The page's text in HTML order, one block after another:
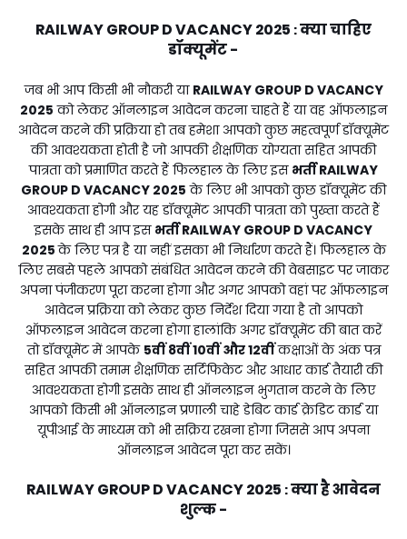
RAILWAY GROUP D VACANCY 2025 :क्या चाहिए
डॉक्यूमेंट -
जब भी आप किसी भी नौकरी या RAILWAY GROUP D VACANCY
2025 को लेकर ऑनलाइन आवेदन करना चाहते हैं या वह ऑफलाइन
आवेदन करने की प्रक्रिया हो तब हमेशा आपको कुछ महत्वपूर्ण डॉक्यूमेंट
की आवश्यकता होती है जो आपकी शैक्षणिक योग्यता सहित आपकी
पात्रता को प्रमाणित करते हैं फिलहाल के लिए इस भर्तीRAILWAY
GROUP D VACANCY 2025 के लिए भी आपको कुछ डॉक्यूमेंट की
आवश्यकता होगी और यह डॉक्यूमेंट आपकी पात्रता को पुख्ता करते हैं
इसके साथ ही आप इस भर्तीRAILWAY GROUP D VACANCY
2025के लिए पत्र है या नहीं इसका भी निर्धारण करते हैं। फिलहाल के
लिए सबसे पहले आपको संबंधित आवेदन करने की वेबसाइट पर जाकर
अपना पंजीकरण पूरा करना होगा और अगर आपको वहां पर ऑफलाइन
आवेदन प्रक्रिया को लेकर कुछ निर्देश दिया गया है तो आपको
ऑफलाइन आवेदन करना होगा हालांकि अगर डॉक्यूमेंट की बात करें
तो डॉक्यूमेंट में आपके 5वीं 8वीं 10वीं और 12वींकक्षाओं के अंक पत्र
सहित आपकी तमाम शैक्षणिक सर्टिफिकेट और आधार कार्ड तैयारी की
आवश्यकता होगी इसके साथ ही ऑनलाइन भुगतान करने के लिए
आपको किसी भी ऑनलाइन प्रणाली चाहे डेबिट कार्ड क्रेडिट कार्ड या
यूपीआई के माध्यम को भी सक्रिय रखना होगा जिससे आप अपना
ऑनलाइन आवेदन पूरा कर सकें।
RAILWAY GROUP D VACANCY 2025 :क्या है आवेदन
शुल्क -